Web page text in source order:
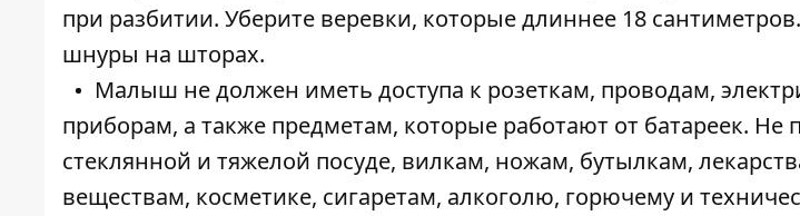
при разбитии. Уберите веревки, которые длиннее 18
шнуры на шторах.
Малыш не должен иметь доступа к розеткам, проводам,
приборам, а также предметам, которые работают от батареек. Не
стеклянной и тяжелой посуде, вилкам, ножам, бутылкам,
веществам, косметике, сигаретам, алкоголю, горючему и